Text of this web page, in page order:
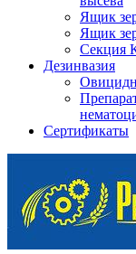
Ящик
Ящик
Секция
Дезинвазия
Сертификаты